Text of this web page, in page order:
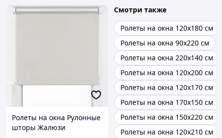
Ролеты на окна Рулонные
шторы Жалюзи
Смотри также
Ролеты на окна 120х180 см
Ролеты на окна 90х220 см
Ролеты на окна 220х140 см
Ролеты на окна 120х200 см
Ролеты на окна 120х170 см
Ролеты на окна 170х150 см
Ролеты на окна 150х220 см
Ролеты на окна 120х210 см